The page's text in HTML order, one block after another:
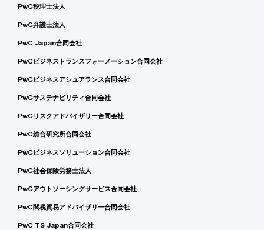
PwC税理士法人
PwC弁護士法人
PwC Japan合同会社
PwCビジネストランスフォーメーション合同会社
PwCビジネスアシュアランス合同会社
PwCサステナビリティ合同会社
PwCリスクアドバイザリー合同会社
PwC総合研究所合同会社
PwCビジネスソリューション合同会社
PwC社会保険労務士法人
PwCアウトソーシングサービス合同会社
PwC関税貿易アドバイザリー合同会社
PwC TS Japan合同会社